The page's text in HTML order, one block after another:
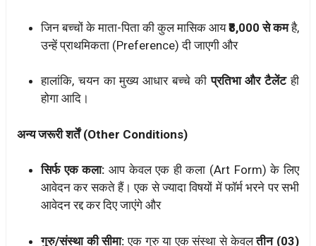
जिन बच्चों के माता-पिता की कुल मासिक आय₹8,000 से कमहै,
उन्हें प्राथमिकता (Preference) दी जाएगी और
हालांकि, चयन का मुख्य आधार बच्चे कीप्रतिभा और टैलेंटही
होगा आदि।
अन्य जरूरी शर्तें (Other Conditions)
सिर्फ एक कला: आप केवल एक ही कला (Art Form) के लिए
आवेदन कर सकते हैं। एक से ज्यादा विषयों में फॉर्म भरने पर सभी
आवेदन रद्द कर दिए जाएंगे और
गुरु/संस्था की सीमा: एक गुरु या एक संस्था से केवलतीन (03)